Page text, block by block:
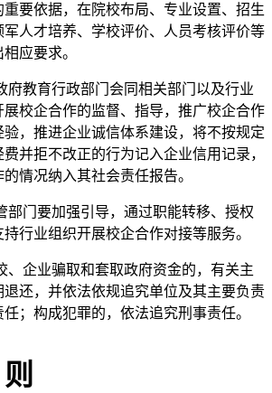
要依据，在院校布局、专业设置、招生
人才培养、学校评价、人员考核评价等
应要求。
府教育行政部门会同相关部门以及行业
校企合作的监督、指导，推广校企合作
，推进企业诚信体系建设，将不按规定
并拒不改正的行为记入企业信用记录，
情况纳入其社会责任报告。
部门要加强引导，通过职能转移、授权
行业组织开展校企合作对接等服务。
、企业骗取和套取政府资金的，有关主
还，并依法依规追究单位及其主要负责
；构成犯罪的，依法追究刑事责任。